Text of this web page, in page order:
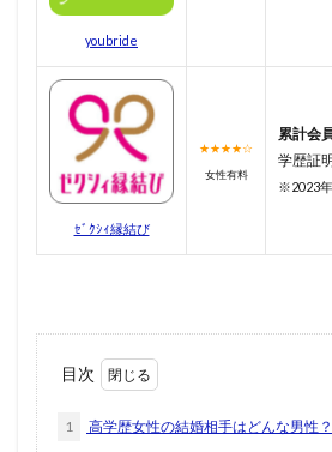
youbride
ｾﾞｸｼｨ縁結び
★★★★☆
女性有料
累計会
学歴証
※2023
目次
1 高学歴女性の結婚相手はどんな男性？